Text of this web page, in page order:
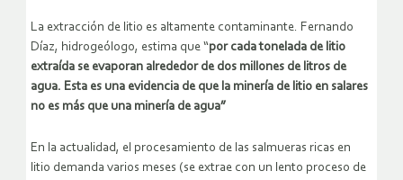
La extracción de litio es altamente contaminante. Fernando
Díaz, hidrogeólogo, estima que “por cada tonelada de litio
extraída se evaporan alrededor de dos millones de litros de
agua. Esta es una evidencia de que la minería de litio en salares
no es más que una minería de agua”
En la actualidad, el procesamiento de las salmueras ricas en
litio demanda varios meses (se extrae con un lento proceso de